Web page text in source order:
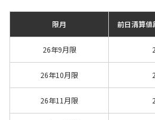
限月 前日清算値
26年9月限
26年10月限
26年11月限